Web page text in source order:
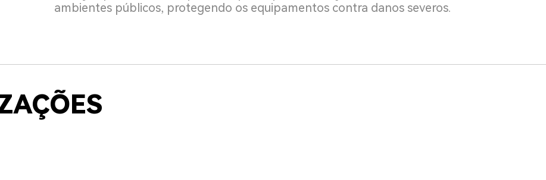
ambientes públicos, protegendo os equipamentos contra danos severos.